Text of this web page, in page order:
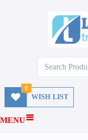
WISH LIST
0
MENU